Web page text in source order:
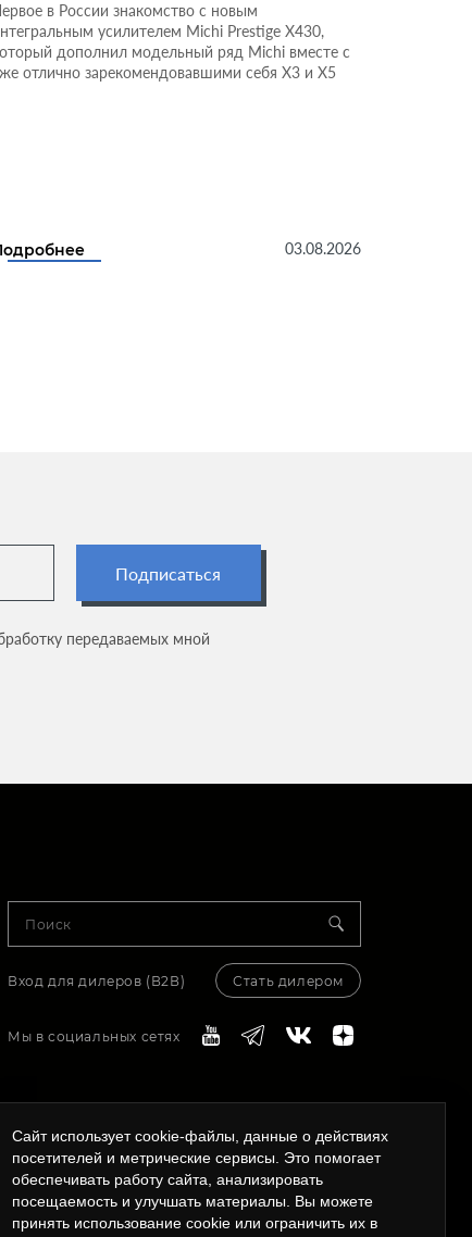
в России знакомство с новым
усилителем Michi Prestige X430,
дополнил модельный ряд Michi вместе с
отлично зарекомендовавшими себя X3 и X5
03.08.2026
Подписаться
передаваемых мной
Вход для дилеров (В2В) Стать дилером
Мы в социальных сетях
России, Казахстана, Белоруссии. Широкий
поддержки, сервисного и гарантийного
Сайт использует cookie-файлы, данные о действиях
посетителей и метрические сервисы. Это помогает
обеспечивать работу сайта, анализировать
посещаемость и улучшать материалы. Вы можете
принять использование cookie или ограничить их в